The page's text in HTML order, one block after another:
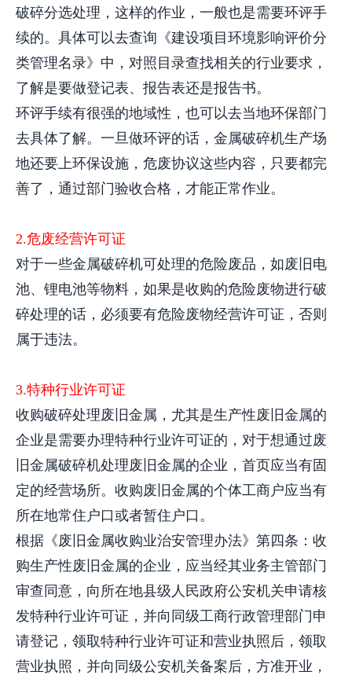
破碎分选处理，这样的作业，一般也是需要环评手
续的。具体可以去查询《建设项目环境影响评价分
类管理名录》中，对照目录查找相关的行业要求，
了解是要做登记表、报告表还是报告书。
环评手续有很强的地域性，也可以去当地环保部门
去具体了解。一旦做环评的话，金属破碎机生产场
地还要上环保设施，危废协议这些内容，只要都完
善了，通过部门验收合格，才能正常作业。
2.危废经营许可证
对于一些金属破碎机可处理的危险废品，如废旧电
池、锂电池等物料，如果是收购的危险废物进行破
碎处理的话，必须要有危险废物经营许可证，否则
属于违法。
3.特种行业许可证
收购破碎处理废旧金属，尤其是生产性废旧金属的
企业是需要办理特种行业许可证的，对于想通过废
旧金属破碎机处理废旧金属的企业，首页应当有固
定的经营场所。收购废旧金属的个体工商户应当有
所在地常住户口或者暂住户口。
根据《废旧金属收购业治安管理办法》第四条：收
购生产性废旧金属的企业，应当经其业务主管部门
审查同意，向所在地县级人民政府公安机关申请核
发特种行业许可证，并向同级工商行政管理部门申
请登记，领取特种行业许可证和营业执照后，领取
营业执照，并向同级公安机关备案后，方准开业，